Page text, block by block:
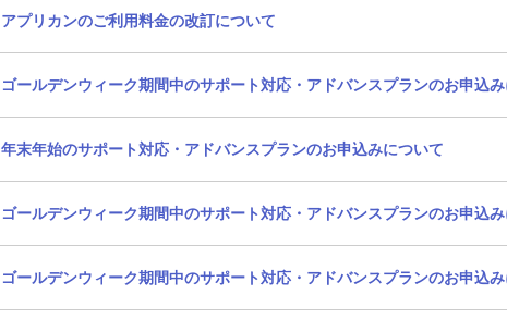
アプリカンのご利用料金の改訂について
ゴールデンウィーク期間中のサポート対応・アドバンスプランのお申込
年末年始のサポート対応・アドバンスプランのお申込みについて
ゴールデンウィーク期間中のサポート対応・アドバンスプランのお申込
ゴールデンウィーク期間中のサポート対応・アドバンスプランのお申込